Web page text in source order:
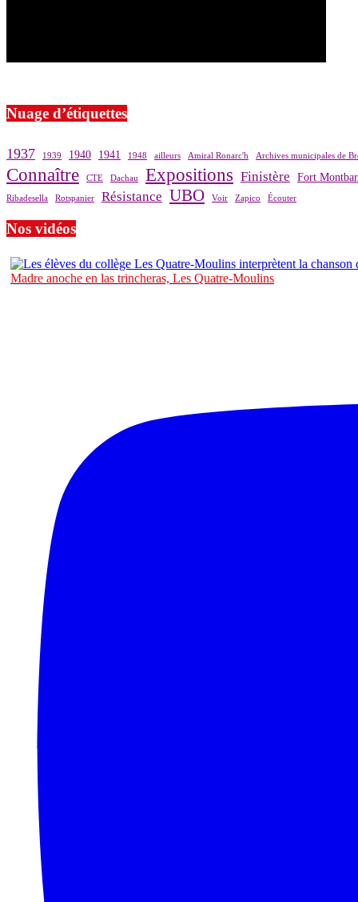
Nuage d’étiquettes
1937 1939 1940 1941 1948 ailleurs Amiral Ronarc'h Archives municipales de
Connaître CTE Dachau Expositions Finistère Fort
Ribadesella Rotspanier Résistance UBO Voir Zapico Écouter
Nos vidéos
Madre anoche en las trincheras, Les Quatre-Moulins